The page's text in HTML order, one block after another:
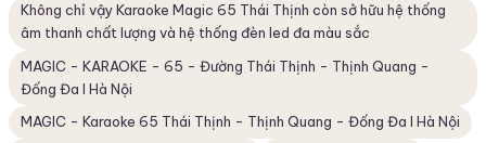
Không chỉ vậy Karaoke Magic 65 Thái Thịnh còn sở hữu hệ thống
âm thanh chất lượng và hệ thống đèn led đa màu sắc
MAGIC - KARAOKE - 65 - Đường Thái Thịnh - Thịnh Quang -
Đống Đa I Hà Nội
MAGIC - Karaoke 65 Thái Thịnh - Thịnh Quang - Đống Đa I Hà Nội